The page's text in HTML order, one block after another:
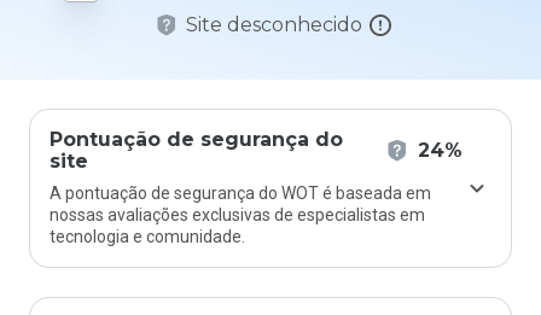
Site desconhecido
Pontuação de segurança do
site
24%
A pontuação de segurança do WOT é baseada em
nossas avaliações exclusivas de especialistas em
tecnologia e comunidade.